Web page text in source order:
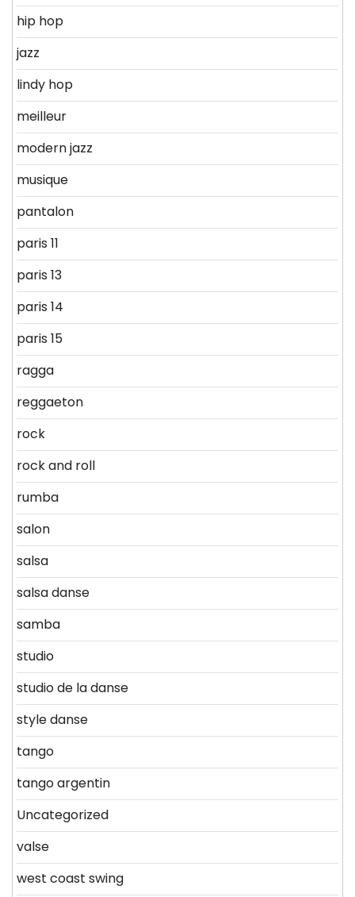
hip hop
jazz
lindy hop
meilleur
modern jazz
musique
pantalon
paris 11
paris 13
paris 14
paris 15
ragga
reggaeton
rock
rock and roll
rumba
salon
salsa
salsa danse
samba
studio
studio de la danse
style danse
tango
tango argentin
Uncategorized
valse
west coast swing